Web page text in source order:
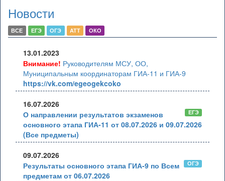
Новости
ВСЕ ЕГЭ ОГЭ АТТ ОКО
13.01.2023
Внимание! Руководителям МСУ, ОО,
Муниципальным координаторам ГИА-11 и ГИА-9
https://vk.com/egeogekcoko
16.07.2026
ЕГЭ
О направлении результатов экзаменов
основного этапа ГИА-11 от 08.07.2026 и 09.07.2026
(Все предметы)
09.07.2026
ОГЭ
Результаты основного этапа ГИА-9 по Всем
предметам от 06.07.2026